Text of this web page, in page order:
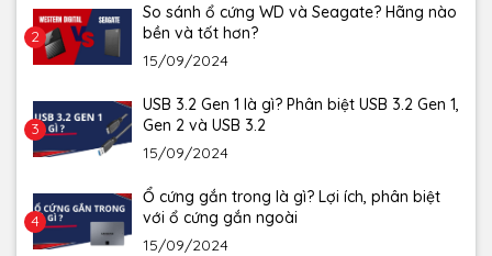
2
So sánh ổ cứng WD và Seagate? Hãng nào
bền và tốt hơn?
15/09/2024
3
USB 3.2 Gen 1 là gì? Phân biệt USB 3.2 Gen 1,
Gen 2 và USB 3.2
15/09/2024
4
Ổ cứng gắn trong là gì? Lợi ích, phân biệt
với ổ cứng gắn ngoài
15/09/2024